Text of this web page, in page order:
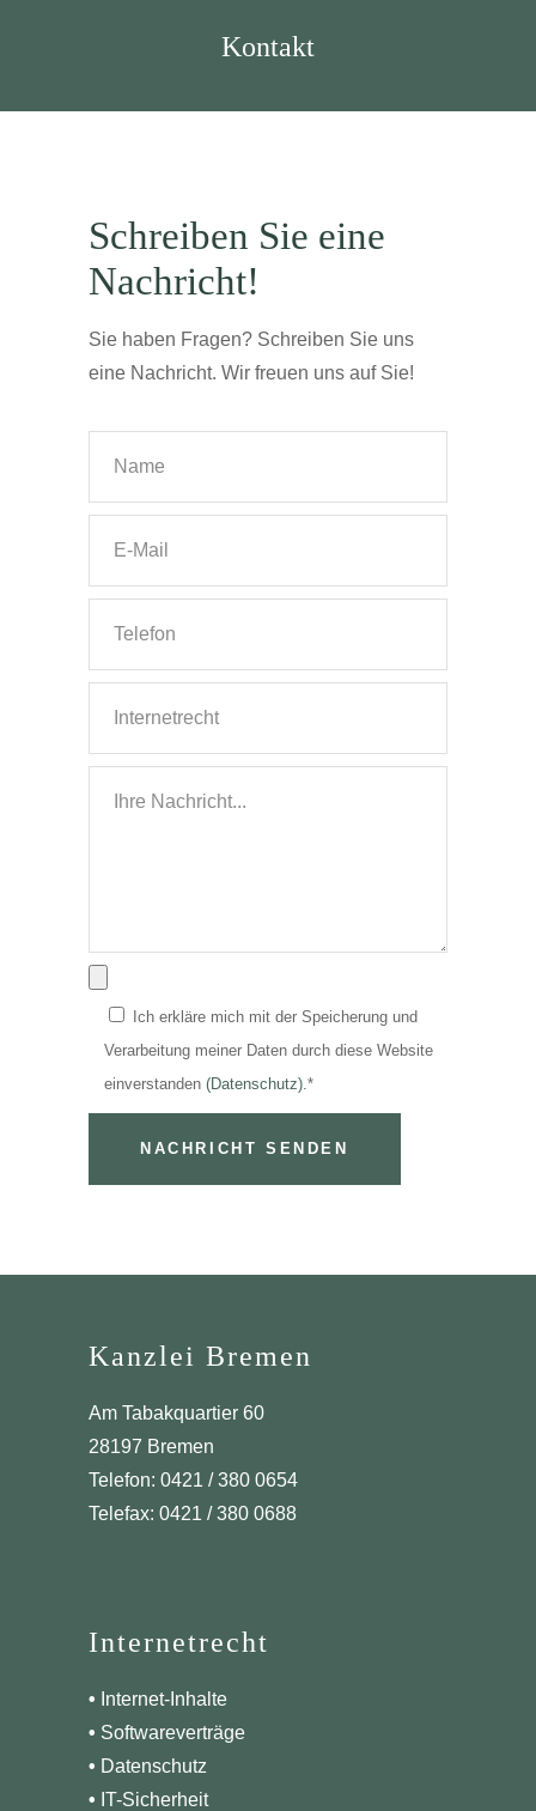
Kontakt
Schreiben Sie eine
Nachricht!
Sie haben Fragen? Schreiben Sie uns
eine Nachricht. Wir freuen uns auf Sie!
Ich erkläre mich mit der Speicherung und
Verarbeitung meiner Daten durch diese Website
einverstanden (Datenschutz).*
Kanzlei Bremen
Am Tabakquartier 60
28197 Bremen
Telefon: 0421 / 380 0654
Telefax: 0421 / 380 0688
Internetrecht
• Internet-Inhalte
• Softwareverträge
• Datenschutz
• IT-Sicherheit